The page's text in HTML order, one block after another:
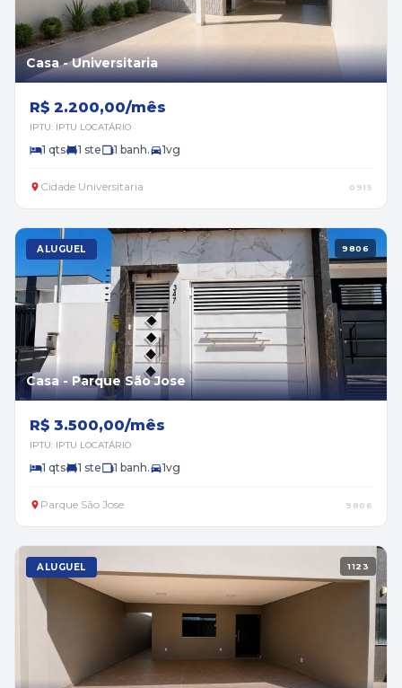
Casa - Universitaria
R$ 2.200,00/mês
IPTU: IPTU LOCATÁRIO
1 qts 1 ste 1 banh. 1vg
Cidade Universitaria 0915
ALUGUEL 9806
Casa - Parque São Jose
R$ 3.500,00/mês
IPTU: IPTU LOCATÁRIO
1 qts 1 ste 1 banh. 1vg
Parque São Jose 9806
ALUGUEL 1123